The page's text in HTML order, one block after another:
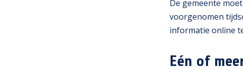
De gemeente
voorgenomen
informatie online
Eén of